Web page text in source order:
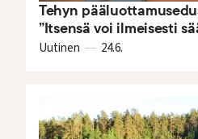
Tehyn
”Itsensä voi ilmeisesti
Uutinen 24.6.